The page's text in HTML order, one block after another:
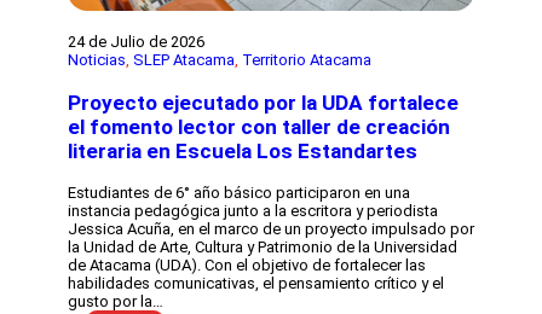
24 de Julio de 2026
Noticias, SLEP Atacama, Territorio Atacama
Proyecto ejecutado por la UDA fortalece
el fomento lector con taller de creación
literaria en Escuela Los Estandartes
Estudiantes de 6° año básico participaron en una
instancia pedagógica junto a la escritora y periodista
Jessica Acuña, en el marco de un proyecto impulsado por
la Unidad de Arte, Cultura y Patrimonio de la Universidad
de Atacama (UDA). Con el objetivo de fortalecer las
habilidades comunicativas, el pensamiento crítico y el
gusto por la…